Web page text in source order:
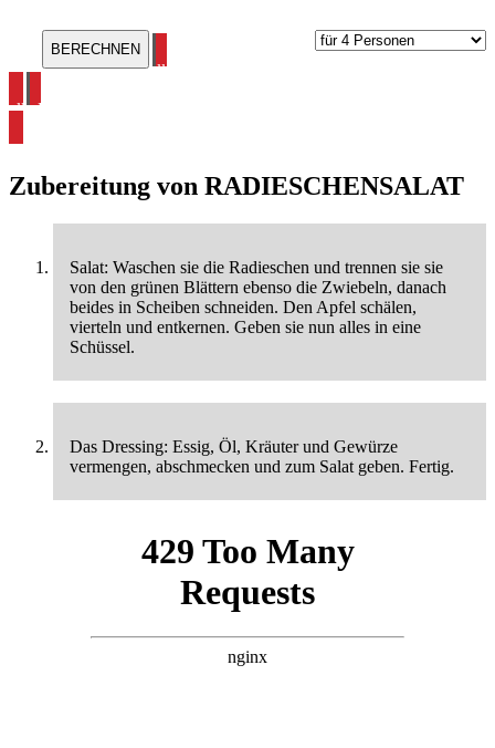
alle Salat Rezepte ansehen
alle Radieschen Rezepte ansehen
Zubereitung von RADIESCHENSALAT
Salat: Waschen sie die Radieschen und trennen sie sie
von den grünen Blättern ebenso die Zwiebeln, danach
beides in Scheiben schneiden. Den Apfel schälen,
vierteln und entkernen. Geben sie nun alles in eine
Schüssel.
Das Dressing: Essig, Öl, Kräuter und Gewürze
vermengen, abschmecken und zum Salat geben. Fertig.